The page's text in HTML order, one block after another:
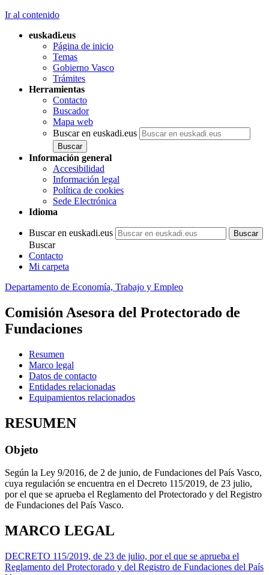
Ir al contenido
euskadi.eus
Página de inicio
Temas
Gobierno Vasco
Trámites
Herramientas
Contacto
Buscador
Mapa web
Buscar en euskadi.eus
Información general
Accesibilidad
Información legal
Política de cookies
Sede Electrónica
Idioma
Buscar en euskadi.eus
Buscar
Contacto
Mi carpeta
Departamento de Economía, Trabajo y Empleo
Comisión Asesora del Protectorado de
Fundaciones
Resumen
Marco legal
Datos de contacto
Entidades relacionadas
Equipamientos relacionados
RESUMEN
Objeto
Según la Ley 9/2016, de 2 de junio, de Fundaciones del País Vasco,
cuya regulación se encuentra en el Decreto 115/2019, de 23 julio,
por el que se aprueba el Reglamento del Protectorado y del Registro
de Fundaciones del País Vasco.
MARCO LEGAL
DECRETO 115/2019, de 23 de julio, por el que se aprueba el
Reglamento del Protectorado y del Registro de Fundaciones del País